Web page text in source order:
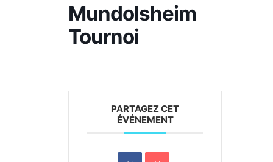
Mundolsheim
Tournoi
PARTAGEZ CET
ÉVÉNEMENT